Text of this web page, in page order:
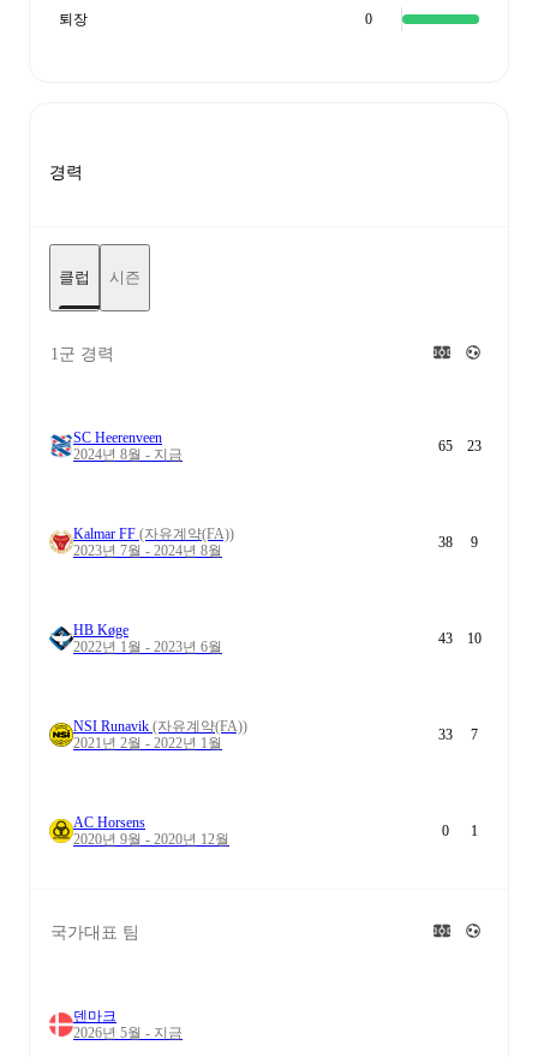
퇴장 0
경력
클럽 시즌
1군 경력
SC Heerenveen
2024년 8월 - 지금
65 23
Kalmar FF (자유계약(FA))
2023년 7월 - 2024년 8월
38 9
HB Køge
2022년 1월 - 2023년 6월
43 10
NSI Runavik (자유계약(FA))
2021년 2월 - 2022년 1월
33 7
AC Horsens
2020년 9월 - 2020년 12월
0 1
국가대표 팀
덴마크
2026년 5월 - 지금